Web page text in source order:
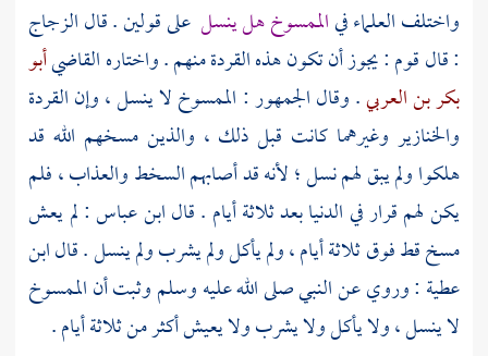
واختلف العلماء فيالممسوخ هل ينسل على قولين . قالالزجاج
: قال قوم : يجوز أن تكون هذه القردة منهم . واختاره القاضيأبو
بكر بن العربي. وقال الجمهور : الممسوخ لا ينسل ، وإن القردة
والخنازير وغيرهما كانت قبل ذلك ، والذين مسخهم الله قد
هلكوا ولم يبق لهم نسل ؛ لأنه قد أصابهم السخط والعذاب ، فلم
يكن لهم قرار في الدنيا بعد ثلاثة أيام . قالابن عباس: لم يعش
مسخ قط فوق ثلاثة أيام ، ولم يأكل ولم يشرب ولم ينسل . قالابن
عطية : وروي عن النبي صلى الله عليه وسلم وثبت أن الممسوخ
لا ينسل ، ولا يأكل ولا يشرب ولا يعيش أكثر من ثلاثة أيام .